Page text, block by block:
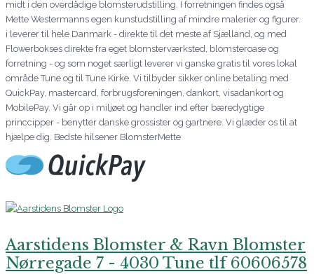
midt i den overdådige blomsterudstilling. I forretningen findes også
Mette Westermanns egen kunstudstilling af mindre malerier og figurer.
i leverer til hele Danmark - direkte til det meste af Sjælland, og med
Flowerbokses direkte fra eget blomsterværksted, blomsteroase og
forretning - og som noget særligt leverer vi ganske gratis til vores lokal
område Tune og til Tune Kirke. Vi tilbyder sikker online betaling med
QuickPay, mastercard, forbrugsforeningen, dankort, visadankort og
MobilePay. Vi går op i miljøet og handler ind efter bæredygtige
princcipper - benytter danske grossister og gartnere. Vi glæder os til at
hjælpe dig. Bedste hilsener BlomsterMette
Aarstidens Blomster & Ravn Blomster
Nørregade 7 - 4030 Tune tlf 60606578